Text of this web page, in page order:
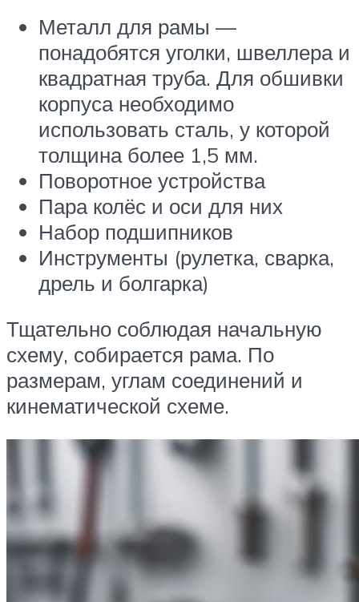
Металл для рамы —
понадобятся уголки, швеллера и
квадратная труба. Для обшивки
корпуса необходимо
использовать сталь, у которой
толщина более 1,5 мм.
Поворотное устройства
Пара колёс и оси для них
Набор подшипников
Инструменты (рулетка, сварка,
дрель и болгарка)
Тщательно соблюдая начальную
схему, собирается рама. По
размерам, углам соединений и
кинематической схеме.